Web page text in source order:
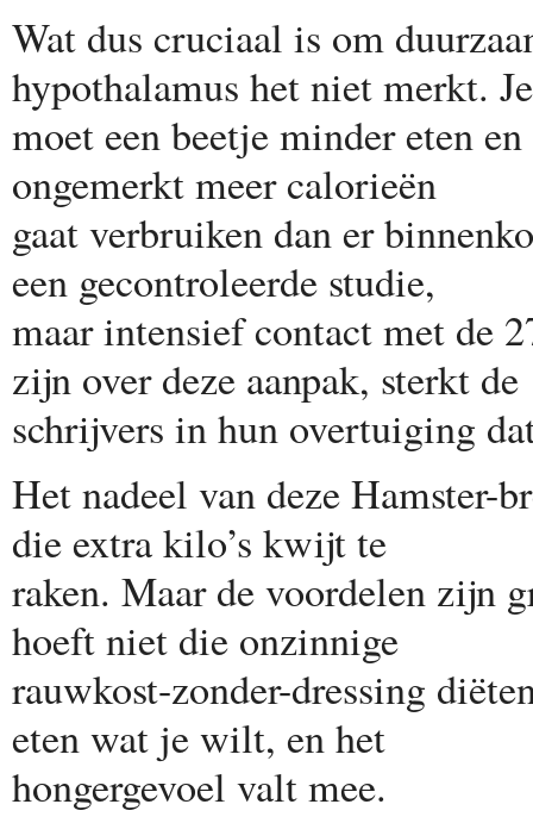
Wat dus cruciaal is om
hypothalamus het niet merkt. Je
moet een beetje minder eten
ongemerkt meer calorieën
gaat verbruiken dan er
een gecontroleerde studie,
maar intensief contact met de
zijn over deze aanpak, sterkt de
schrijvers in hun overtuiging
Het nadeel van deze Hamster-
die extra kilo’s kwijt te
raken. Maar de voordelen zijn
hoeft niet die onzinnige
rauwkost-zonder-dressing
eten wat je wilt, en het
hongergevoel valt mee.